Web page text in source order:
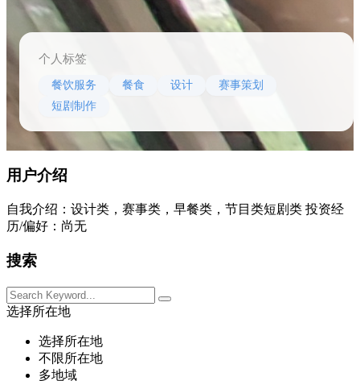
个人标签
餐饮服务 餐食 设计
赛事策划
短剧制作
用户介绍
自我介绍：设计类，赛事类，早餐类，节目类短剧类 投资经
历/偏好：尚无
搜索
选择所在地
选择所在地
不限所在地
多地域